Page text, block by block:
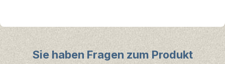
Sie haben Fragen zum Produkt